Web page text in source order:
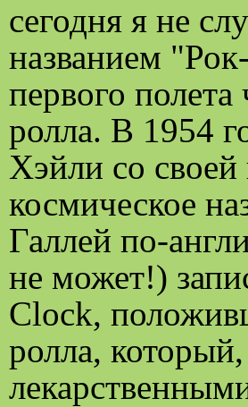
сегодня я не
названием
первого
ролла. В 1954
Хэйли со
космическое
Галлей по-
не может!)
Clock,
ролла,